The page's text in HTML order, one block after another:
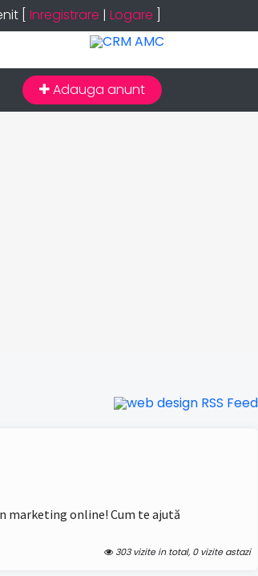
Inregistrare | Logare
Adauga anunt
marketing online! Cum te ajută
303 vizite in total, 0 vizite astazi